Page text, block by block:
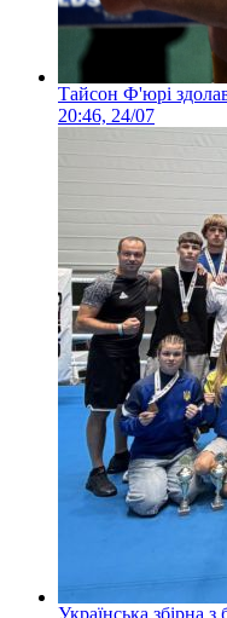
Тайсон Ф'юрі
20:46, 24/07
Українська збірна